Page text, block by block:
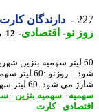
دارندگان کارت
نو- اقتصادی-12 ماه پیش - شنبه 1 شهریور 1404، 09:57
لیتر سهمیه بنزین
شود. - روزنو
لیتر سهمیه بنزین شهریورماه، ششمین سهمیه ...
-سهمیه بنزین-
-کارت